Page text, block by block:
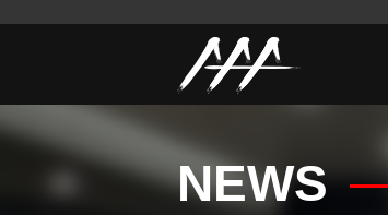
NEWS